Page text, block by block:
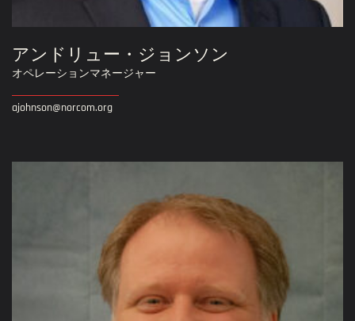
アンドリュー・ジョンソン
オペレーションマネージャー
ajohnson@norcom.org